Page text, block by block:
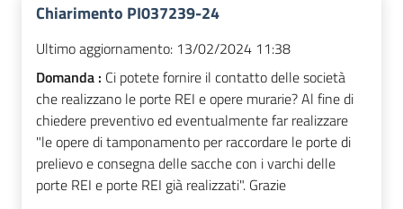
Chiarimento PI037239-24
Ultimo aggiornamento: 13/02/2024 11:38
Domanda : Ci potete fornire il contatto delle società
che realizzano le porte REI e opere murarie? Al fine di
chiedere preventivo ed eventualmente far realizzare
"le opere di tamponamento per raccordare le porte di
prelievo e consegna delle sacche con i varchi delle
porte REI e porte REI già realizzati". Grazie